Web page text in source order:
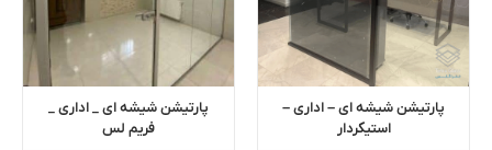
پارتیشن شیشه ای – اداری –
استیکردار
پارتیشن شیشه ای _ اداری _
فریم لس